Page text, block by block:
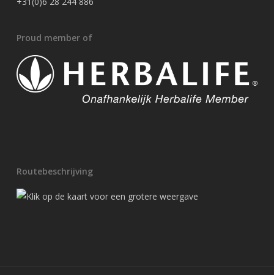
Proud member of
Routebeschrijving